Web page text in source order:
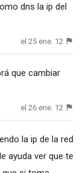
dns la ip del
el 25 ene. 12
que cambiar
el 26 ene. 12
la ip de la red
ayuda ver que te